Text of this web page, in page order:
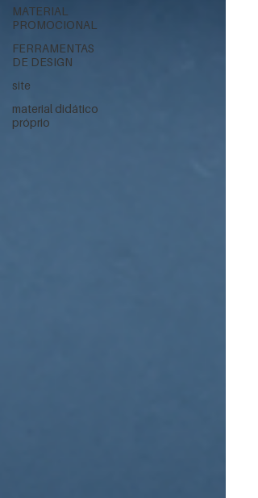
MATERIAL
PROMOCIONAL
FERRAMENTAS
DE DESIGN
site
material didático
próprio